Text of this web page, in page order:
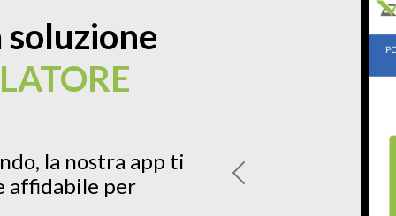
la nostra app ti
affidabile per
Previous